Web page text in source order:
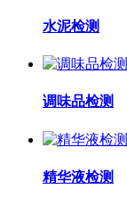
水泥检测
调味品检测
精华液检测